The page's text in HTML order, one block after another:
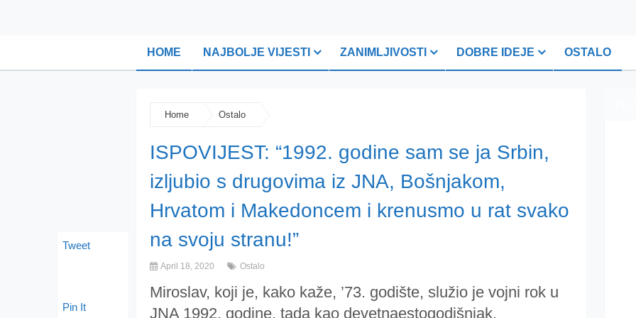
HOME NAJBOLJE VIJESTI ZANIMLJIVOSTI DOBRE IDEJE OSTALO
Home Ostalo
ISPOVIJEST: “1992. godine sam se ja Srbin,
izljubio s drugovima iz JNA, Bošnjakom,
Hrvatom i Makedoncem i krenusmo u rat svako
na svoju stranu!”
April 18, 2020 Ostalo
Miroslav, koji je, kako kaže, ’73. godište, služio je vojni rok u
JNA 1992. godine, tada kao devetnaestogodišnjak.
Tweet
Pin It